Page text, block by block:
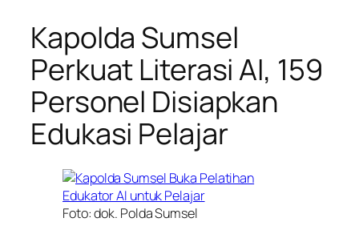
Kapolda Sumsel
Perkuat Literasi AI, 159
Personel Disiapkan
Edukasi Pelajar
Foto: dok. Polda Sumsel